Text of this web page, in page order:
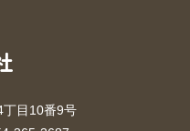
目10番9号